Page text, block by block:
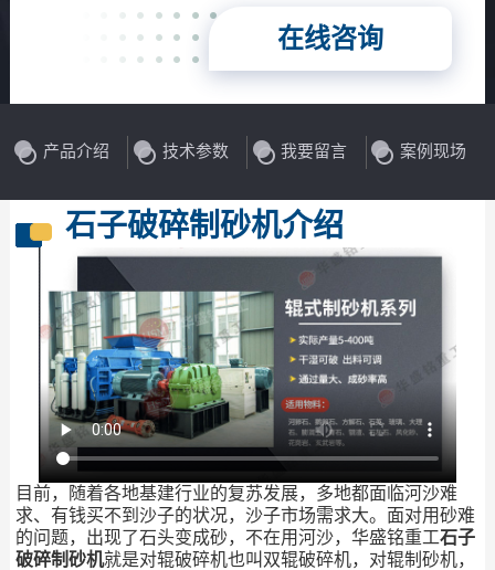
在线咨询
产品介绍 技术参数 我要留言 案例现场
石子破碎制砂机介绍
目前，随着各地基建行业的复苏发展，多地都面临河沙难
求、有钱买不到沙子的状况，沙子市场需求大。面对用砂难
的问题，出现了石头变成砂，不在用河沙，华盛铭重工石子
破碎制砂机就是对辊破碎机也叫双辊破碎机，对辊制砂机，